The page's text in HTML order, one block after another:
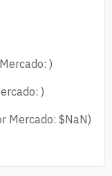
: )
: )
Mercado: $NaN)